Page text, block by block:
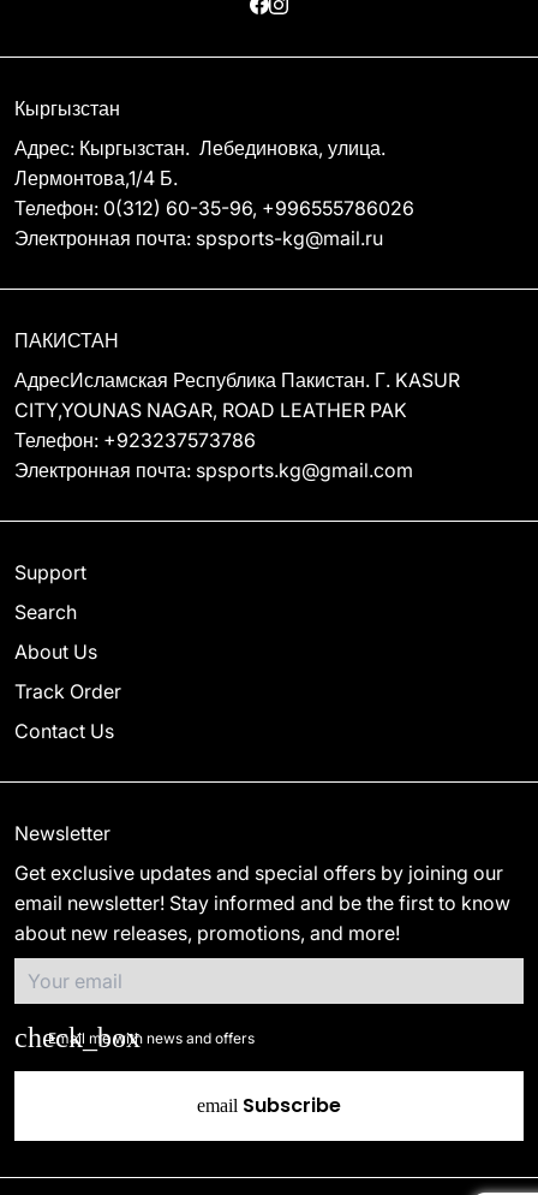
Кыргызстан
Адрес: Кыргызстан. Лебединовка, улица.
Лермонтова,1/4 Б.
Телефон: 0(312) 60-35-96, +996555786026
Электронная почта: spsports-kg@mail.ru
ПАКИСТАН
АдресИсламская Республика Пакистан. Г. KASUR
CITY,YOUNAS NAGAR, ROAD LEATHER PAK
Телефон: +923237573786
Электронная почта: spsports.kg@gmail.com
Support
Search
About Us
Track Order
Contact Us
Newsletter
Get exclusive updates and special offers by joining our
email newsletter! Stay informed and be the first to know
about new releases, promotions, and more!
Email me with news and offers
email Subscribe